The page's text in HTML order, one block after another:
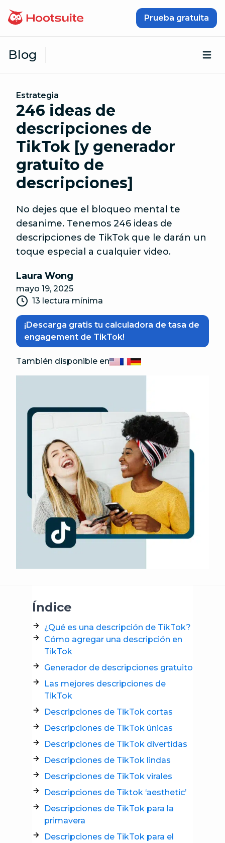
Prueba gratuita
Blog
Estrategia
246 ideas de
descripciones de
TikTok [y generador
gratuito de
descripciones]
No dejes que el bloqueo mental te
desanime. Tenemos 246 ideas de
descripciones de TikTok que le darán un
toque especial a cualquier video.
Laura Wong
mayo 19, 2025
13 lectura mínima
¡Descarga gratis tu calculadora de tasa de
engagement de TikTok!
También disponible enEnglish
Français
Deutsch
Índice
¿Qué es una descripción de TikTok?
Cómo agregar una descripción en
TikTok
Generador de descripciones gratuito
Las mejores descripciones de
TikTok
Descripciones de TikTok cortas
Descripciones de TikTok únicas
Descripciones de TikTok divertidas
Descripciones de TikTok lindas
Descripciones de TikTok virales
Descripciones de Tiktok ‘aesthetic’
Descripciones de TikTok para la
primavera
Descripciones de TikTok para el